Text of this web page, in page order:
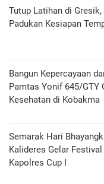
Tutup Latihan di
Padukan Kesiapan
Bangun Kepercayaan
Pamtas Yonif 645/GTY
Kesehatan di Kobakma
Semarak Hari
Kalideres Gelar
Kapolres Cup I